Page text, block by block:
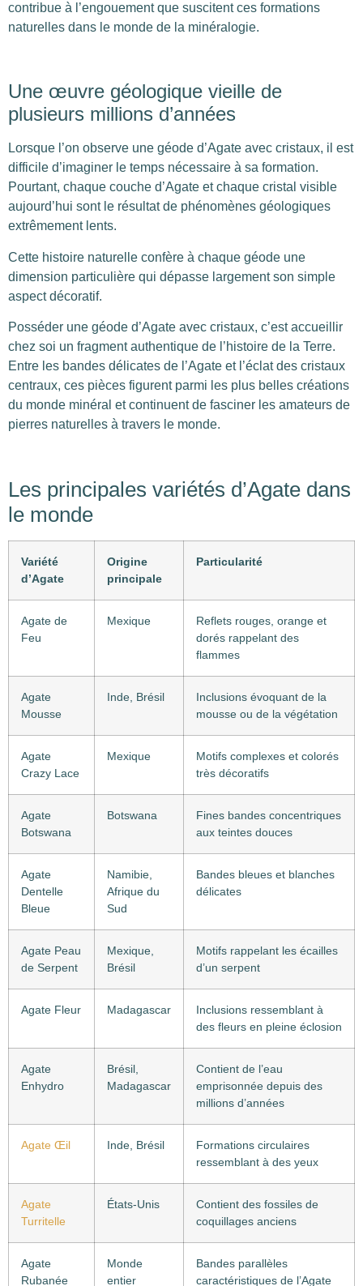
contribue à l’engouement que suscitent ces formations
naturelles dans le monde de la minéralogie.
Une œuvre géologique vieille de
plusieurs millions d’années
Lorsque l’on observe une géode d’Agate avec cristaux, il est
difficile d’imaginer le temps nécessaire à sa formation.
Pourtant, chaque couche d’Agate et chaque cristal visible
aujourd’hui sont le résultat de phénomènes géologiques
extrêmement lents.
Cette histoire naturelle confère à chaque géode une
dimension particulière qui dépasse largement son simple
aspect décoratif.
Posséder une géode d’Agate avec cristaux, c’est accueillir
chez soi un fragment authentique de l’histoire de la Terre.
Entre les bandes délicates de l’Agate et l’éclat des cristaux
centraux, ces pièces figurent parmi les plus belles créations
du monde minéral et continuent de fasciner les amateurs de
pierres naturelles à travers le monde.
Les principales variétés d’Agate dans
le monde
Variété
d’Agate
Origine
principale
Particularité
Agate de
Feu
Mexique
Reflets rouges, orange et
dorés rappelant des
flammes
Agate
Mousse
Inde, Brésil
Inclusions évoquant de la
mousse ou de la végétation
Agate
Crazy Lace
Mexique
Motifs complexes et colorés
très décoratifs
Agate
Botswana
Botswana
Fines bandes concentriques
aux teintes douces
Agate
Dentelle
Bleue
Namibie,
Afrique du
Sud
Bandes bleues et blanches
délicates
Agate Peau
de Serpent
Mexique,
Brésil
Motifs rappelant les écailles
d’un serpent
Agate Fleur Madagascar
Inclusions ressemblant à
des fleurs en pleine éclosion
Agate
Enhydro
Brésil,
Madagascar
Contient de l’eau
emprisonnée depuis des
millions d’années
Agate Œil Inde, Brésil
Formations circulaires
ressemblant à des yeux
Agate
Turritelle
États-Unis
Contient des fossiles de
coquillages anciens
Agate
Rubanée
Monde
entier
Bandes parallèles
caractéristiques de l’Agate